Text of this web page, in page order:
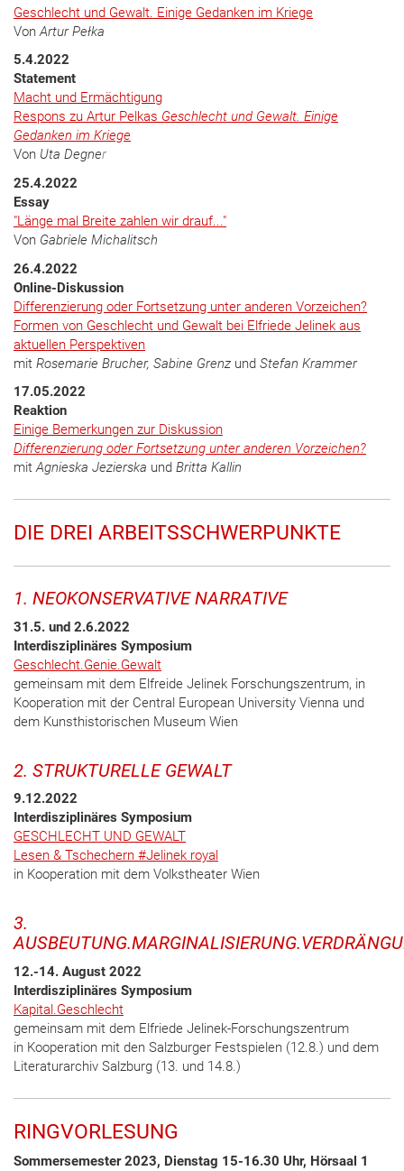
Geschlecht und Gewalt. Einige Gedanken im Kriege
VonArtur Pełka
5.4.2022
Statement
Macht und Ermächtigung
Respons zu Artur Pelkas Geschlecht und Gewalt. Einige
Gedanken im Kriege
Von Uta Degner
25.4.2022
Essay
"Länge mal Breite zahlen wir drauf..."
Von Gabriele Michalitsch
26.4.2022
Online-Diskussion
Differenzierung oder Fortsetzung unter anderen Vorzeichen?
Formen von Geschlecht und Gewalt bei Elfriede Jelinek aus
aktuellen Perspektiven
mit Rosemarie Brucher, Sabine Grenz und Stefan Krammer
17.05.2022
Reaktion
Einige Bemerkungen zur Diskussion
Differenzierung oder Fortsetzung unter anderen Vorzeichen?
mitAgnieska Jezierska und Britta Kallin
DIE DREI ARBEITSSCHWERPUNKTE
1. NEOKONSERVATIVE NARRATIVE
31.5. und 2.6.2022
Interdisziplinäres Symposium
Geschlecht.Genie.Gewalt
gemeinsam mit dem Elfreide Jelinek Forschungszentrum, in
Kooperation mit der Central European University Vienna und
dem Kunsthistorischen Museum Wien
2. STRUKTURELLE GEWALT
9.12.2022
Interdisziplinäres Symposium
GESCHLECHT UND GEWALT
Lesen & Tschechern #Jelinek royal
in Kooperation mit dem Volkstheater Wien
3.
12.-14. August 2022
Interdisziplinäres Symposium
Kapital.Geschlecht
gemeinsam mit dem Elfriede Jelinek-Forschungszentrum
in Kooperation mit den Salzburger Festspielen (12.8.) und dem
Literaturarchiv Salzburg (13. und 14.8.)
RINGVORLESUNG
Sommersemester 2023, Dienstag 15-16.30 Uhr, Hörsaal 1